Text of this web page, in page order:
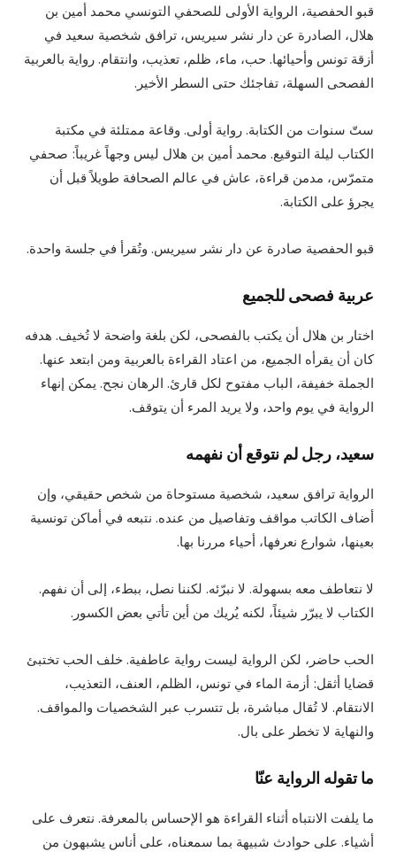
قبو الحفصية، الرواية الأولى للصحفي التونسي محمد أمين بن
هلال، الصادرة عن دار نشر سيريس، ترافق شخصية سعيد في
أزقة تونس وأحيائها. حب، ماء، ظلم، تعذيب، وانتقام. رواية بالعربية
الفصحى السهلة، تفاجئك حتى السطر الأخير.
ستّ سنوات من الكتابة. رواية أولى. وقاعة ممتلئة في مكتبة
الكتاب ليلة التوقيع. محمد أمين بن هلال ليس وجهاً غريباً: صحفي
متمرّس، مدمن قراءة، عاش في عالم الصحافة طويلاً قبل أن
يجرؤ على الكتابة.
قبو الحفصية صادرة عن دار نشر سيريس. وتُقرأ في جلسة واحدة.
عربية فصحى للجميع
اختار بن هلال أن يكتب بالفصحى، لكن بلغة واضحة لا تُخيف. هدفه
كان أن يقرأه الجميع، من اعتاد القراءة بالعربية ومن ابتعد عنها.
الجملة خفيفة، الباب مفتوح لكل قارئ. الرهان نجح. يمكن إنهاء
الرواية في يوم واحد، ولا يريد المرء أن يتوقف.
سعيد، رجل لم نتوقع أن نفهمه
الرواية ترافق سعيد، شخصية مستوحاة من شخص حقيقي، وإن
أضاف الكاتب مواقف وتفاصيل من عنده. نتبعه في أماكن تونسية
بعينها، شوارع نعرفها، أحياء مررنا بها.
لا نتعاطف معه بسهولة. لا نبرّئه. لكننا نصل، ببطء، إلى أن نفهم.
الكتاب لا يبرّر شيئاً، لكنه يُريك من أين تأتي بعض الكسور.
الحب حاضر، لكن الرواية ليست رواية عاطفية. خلف الحب تختبئ
قضايا أثقل: أزمة الماء في تونس، الظلم، العنف، التعذيب،
الانتقام. لا تُقال مباشرة، بل تتسرب عبر الشخصيات والمواقف.
والنهاية لا تخطر على بال.
ما تقوله الرواية عنّا
ما يلفت الانتباه أثناء القراءة هو الإحساس بالمعرفة. نتعرف على
أشياء. على حوادث شبيهة بما سمعناه، على أناس يشبهون من